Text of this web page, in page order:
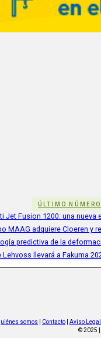
ÚLTIMO NÚMERO
Jet Fusion 1200: una
MAAG adquiere Cloeren
predictiva de la
Lehvoss llevará a Fakuma
somos Contacto
Aviso Legal
© 2025